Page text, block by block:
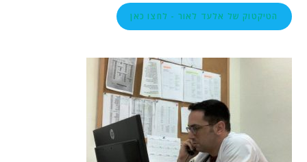
הטיקטוק של אלעד לאור - לחצו כאן